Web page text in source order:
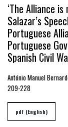
‘The Alliance
Salazar’s
Portuguese
Portuguese
Spanish Civil
António Manuel
209-228
pdf (English)